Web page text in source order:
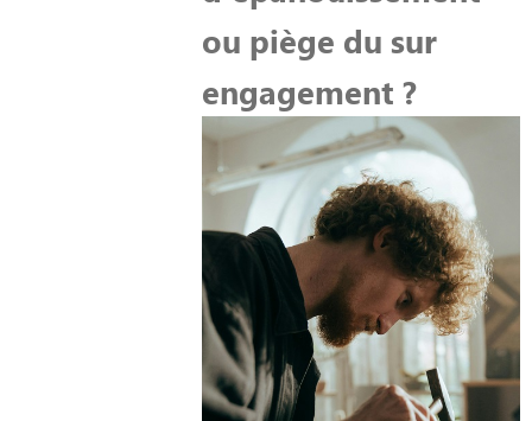
ou piège du sur
engagement ?